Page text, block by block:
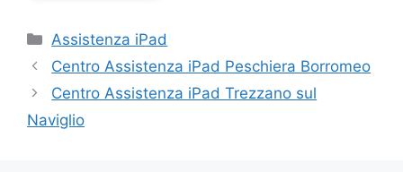
Categorie
Assistenza iPad
Centro Assistenza iPad Peschiera Borromeo
Centro Assistenza iPad Trezzano sul
Naviglio